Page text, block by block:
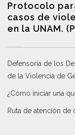
Protocolo
casos de
en la UNAM.
Defensoría de los
de la Violencia de
¿Cómo iniciar una
Ruta de atención